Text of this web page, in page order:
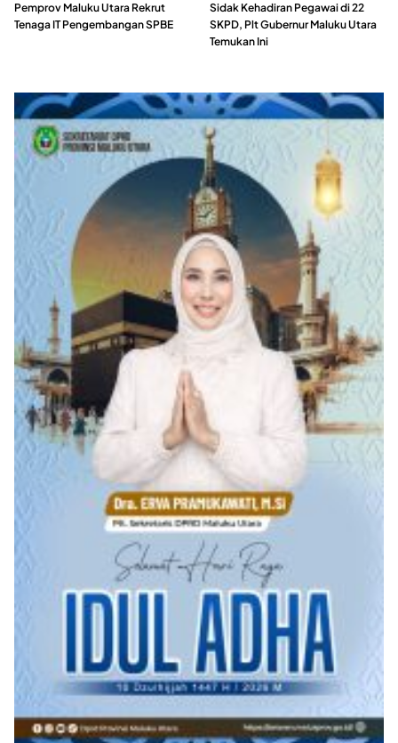
Pemprov Maluku Utara Rekrut
Tenaga IT Pengembangan SPBE
Sidak Kehadiran Pegawai di 22
SKPD, Plt Gubernur Maluku Utara
Temukan Ini